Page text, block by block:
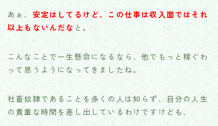
あぁ、 安定はしてるけど、この仕事は収入面ではそれ
以上もないんだな と。
こんなことで一生懸命になるなら、他でもっと稼ぐわ
って思うようになってきましたね。
社畜奴隷であることを多くの人は知らず、自分の人生
の貴重な時間を差し出しているわけですけども、